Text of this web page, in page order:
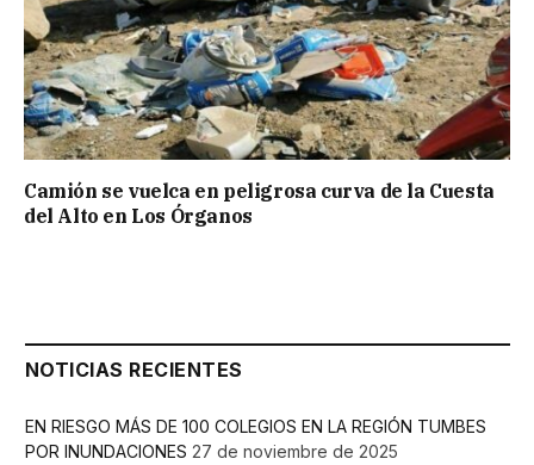
Camión se vuelca en peligrosa curva de la Cuesta
del Alto en Los Órganos
NOTICIAS RECIENTES
EN RIESGO MÁS DE 100 COLEGIOS EN LA REGIÓN TUMBES
POR INUNDACIONES 27 de noviembre de 2025